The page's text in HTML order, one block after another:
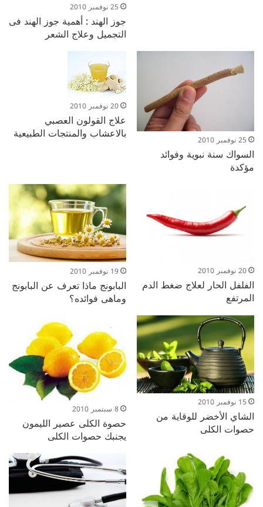
25 نوفمبر 2010
جوز الهند : أهمية جوز الهند فى
التجميل وعلاج الشعر
25 نوفمبر 2010
السواك سنة نبوية وفوائد
مؤكدة
20 نوفمبر 2010
علاج القولون العصبي
بالاعشاب والمنتجات الطبيعية
20 نوفمبر 2010
الفلفل الحار لعلاج ضغط الدم
المرتفع
19 نوفمبر 2010
البابونج ماذا تعرف عن البابونج
وماهى فوائده؟
15 نوفمبر 2010
الشاي الأخضر للوقاية من
حصوات الكلى
8 سبتمبر 2010
حصوة الكلى عصير الليمون
يجنبك حصوات الكلى